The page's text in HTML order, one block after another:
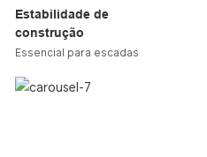
Estabilidade de
construção
Essencial para escadas